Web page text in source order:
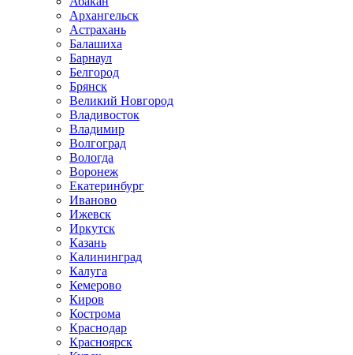
Архангельск
Астрахань
Балашиха
Барнаул
Белгород
Брянск
Великий Новгород
Владивосток
Владимир
Волгоград
Вологда
Воронеж
Екатеринбург
Иваново
Ижевск
Иркутск
Казань
Калининград
Калуга
Кемерово
Киров
Кострома
Краснодар
Красноярск